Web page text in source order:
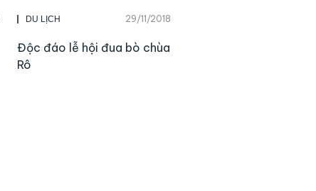
DU LỊCH 29/11/2018
Độc đáo lễ hội đua bò chùa
Rô